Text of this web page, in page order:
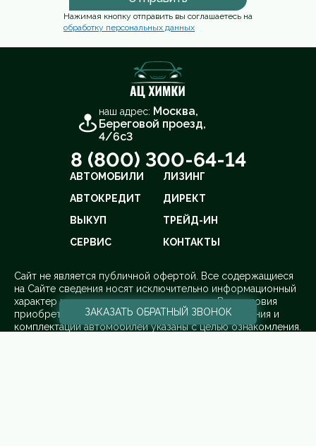
Нажимая кнопку отправить вы соглашаетесь на
обработку персональных данных
наш адрес: Москва,
Береговой проезд,
4/6с3
8 (800) 300-64-14
АВТОМОБИЛИ
ЛИЗИНГ
АВТОКРЕДИТ
ДИРЕКТ
ВЫКУП
ТРЕЙД-ИН
СЕРВИС
КОНТАКТЫ
Cайт не является публичной офертой. Все содержащиеся
на Сайте сведения носят исключительно информационный
характер и не является исчерпывающими. Все условия
приобретения автомобилей, цены, спецпредложения и
комплектации автомобилей указаны с целью ознакомления.
ЗАКАЗАТЬ ОБРАТНЫЙ ЗВОНОК